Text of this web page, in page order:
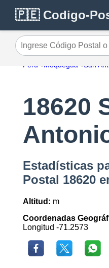
🇵🇪 Codigo-
Ingrese Código Postal o
Perú Moquegua San
18620
Estadísticas
Postal 18620
Altitud: m
Coordenadas
Longitud -71.2573